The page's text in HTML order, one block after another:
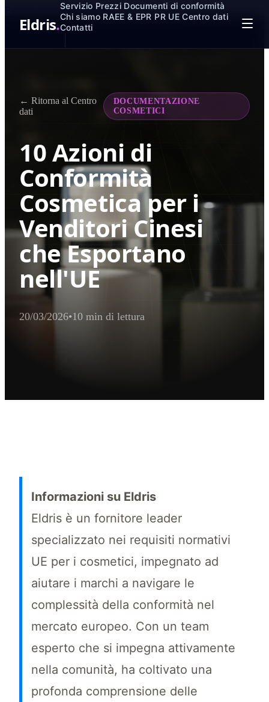
Passa al contenuto principale
Eldris.
Servizio Prezzi Documenti di conformità
Chi siamo RAEE & EPR PR UECentro dati
Contatti
← Ritorna al Centro
dati
DOCUMENTAZIONE
COSMETICI
10 Azioni di
Conformità
Cosmetica per i
Venditori Cinesi
che Esportano
nell'UE
20/03/2026•10 min di lettura
Informazioni su Eldris
Eldris è un fornitore leader
specializzato nei requisiti normativi
UE per i cosmetici, impegnato ad
aiutare i marchi a navigare le
complessità della conformità nel
mercato europeo. Con un team
esperto che si impegna attivamente
nella comunità, ha coltivato una
profonda comprensione delle